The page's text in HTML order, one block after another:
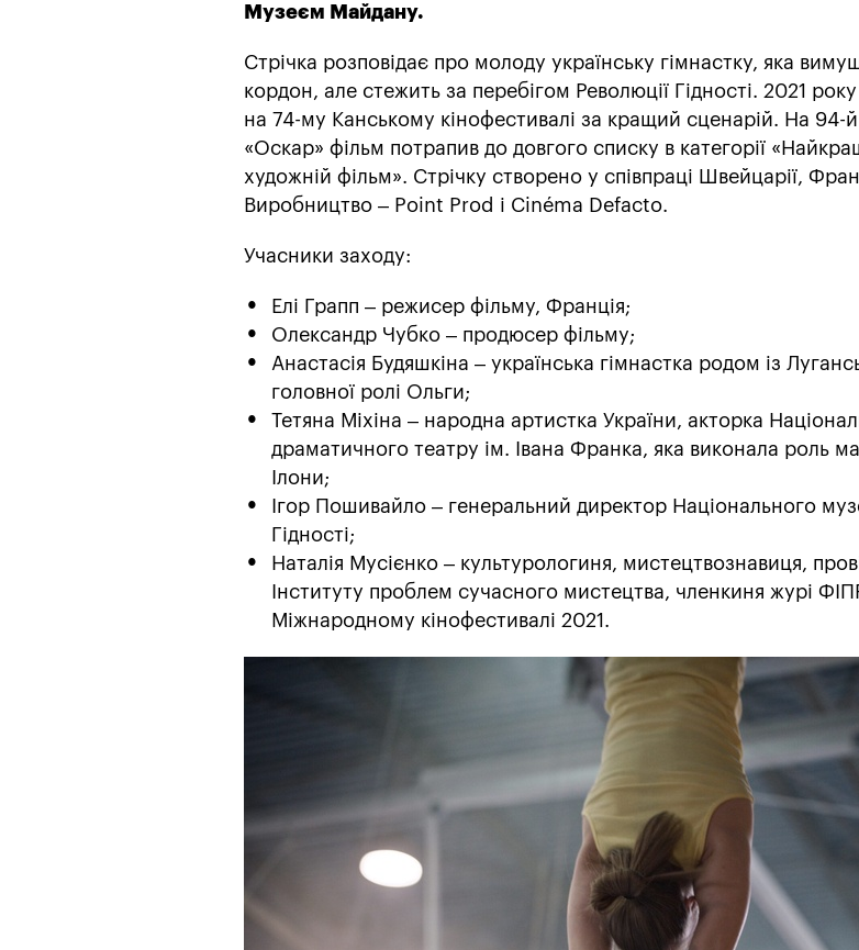
Музеєм Майдану.
Стрічка розповідає про молоду українську гімнастку, яка
кордон, але стежить за перебігом Революції Гідності. 2021
на 74-му Канському кінофестивалі за кращий сценарій. На 94-й
«Оскар» фільм потрапив до довгого списку в категорії
художній фільм». Стрічку створено у співпраці Швейцарії,
Виробництво – Point Prod і Cinéma Defacto.
Учасники заходу:
Елі Грапп – режисер фільму, Франція;
Олександр Чубко – продюсер фільму;
Анастасія Будяшкіна – українська гімнастка родом із
головної ролі Ольги;
Тетяна Міхіна – народна артистка України, акторка
драматичного театру ім. Івана Франка, яка виконала роль
Ілони;
Ігор Пошивайло – генеральний директор Національного
Гідності;
Наталія Мусієнко – культурологиня, мистецтвознавиця,
Інституту проблем сучасного мистецтва, членкиня журі
Міжнародному кінофестивалі 2021.